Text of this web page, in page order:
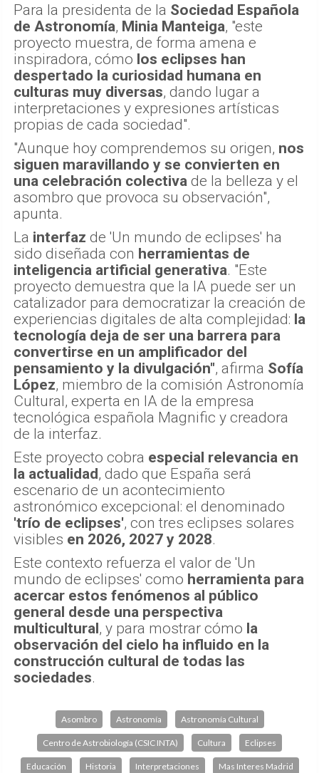
Para la presidenta de la Sociedad Española
de Astronomía, Minia Manteiga, "este
proyecto muestra, de forma amena e
inspiradora, cómo los eclipses han
despertado la curiosidad humana en
culturas muy diversas, dando lugar a
interpretaciones y expresiones artísticas
propias de cada sociedad".
"Aunque hoy comprendemos su origen, nos
siguen maravillando y se convierten en
una celebración colectiva de la belleza y el
asombro que provoca su observación",
apunta.
La interfaz de 'Un mundo de eclipses' ha
sido diseñada con herramientas de
inteligencia artificial generativa. "Este
proyecto demuestra que la IA puede ser un
catalizador para democratizar la creación de
experiencias digitales de alta complejidad: la
tecnología deja de ser una barrera para
convertirse en un amplificador del
pensamiento y la divulgación", afirma Sofía
López, miembro de la comisión Astronomía
Cultural, experta en IA de la empresa
tecnológica española Magnific y creadora
de la interfaz.
Este proyecto cobra especial relevancia en
la actualidad, dado que España será
escenario de un acontecimiento
astronómico excepcional: el denominado
'trío de eclipses', con tres eclipses solares
visibles en 2026, 2027 y 2028.
Este contexto refuerza el valor de 'Un
mundo de eclipses' como herramienta para
acercar estos fenómenos al público
general desde una perspectiva
multicultural, y para mostrar cómo la
observación del cielo ha influido en la
construcción cultural de todas las
sociedades.
Asombro Astronomía Astronomía Cultural
Centro de Astrobiología (CSIC INTA) Cultura Eclipses
Educación Historia Interpretaciones Mas Interes Madrid